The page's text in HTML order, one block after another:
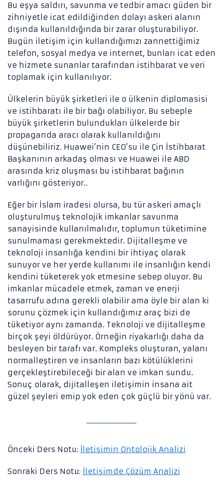
Bu eşya saldırı, savunma ve tedbir amacı güden bir
zihniyetle icat edildiğinden dolayı askeri alanın
dışında kullanıldığında bir zarar oluşturabiliyor.
Bugün iletişim için kullandığımızı zannettiğimiz
telefon, sosyal medya ve internet, bunları icat eden
ve hizmete sunanlar tarafından istihbarat ve veri
toplamak için kullanılıyor.
Ülkelerin büyük şirketleri ile o ülkenin diplomasisi
ve istihbaratı ile bir bağı olabiliyor. Bu sebeple
büyük şirketlerin bulundukları ülkelerde bir
propaganda aracı olarak kullanıldığını
düşünebiliriz. Huawei’nin CEO’su ile Çin İstihbarat
Başkanının arkadaş olması ve Huawei ile ABD
arasında kriz oluşması bu istihbarat bağının
varlığını gösteriyor..
Eğer bir İslam iradesi olursa, bu tür askeri amaçlı
oluşturulmuş teknolojik imkanlar savunma
sanayisinde kullanılmalıdır, toplumun tüketimine
sunulmaması gerekmektedir. Dijitalleşme ve
teknoloji insanlığa kendini bir ihtiyaç olarak
sunuyor ve her yerde kullanımı ile insanlığın kendi
kendini tüketerek yok etmesine sebep oluyor. Bu
imkanlar mücadele etmek, zaman ve enerji
tasarrufu adına gerekli olabilir ama öyle bir alan ki
sorunu çözmek için kullandığımız araç bizi de
tüketiyor aynı zamanda. Teknoloji ve dijitalleşme
birçok şeyi öldürüyor. Örneğin riyakarlığı daha da
besleyen bir tarafı var. Kompleks oluşturan, yalanı
normalleştiren ve insanların bazı kötülüklerini
gerçekleştirebileceği bir alan ve imkan sundu.
Sonuç olarak, dijitalleşen iletişimin insana ait
güzel şeyleri emip yok eden çok güçlü bir yönü var.
Önceki Ders Notu: İletişimin Ontolojik Analizi
Sonraki Ders Notu: İletişimde Çözüm Analizi